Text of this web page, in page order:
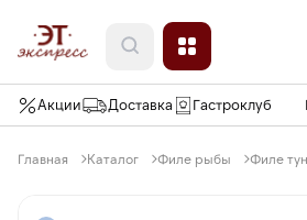
Акции Доставка Гастроклуб
Главная Каталог Филе рыбы Филе